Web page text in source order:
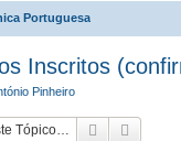
Portuguesa
Inscritos
Pinheiro
Pesquisar